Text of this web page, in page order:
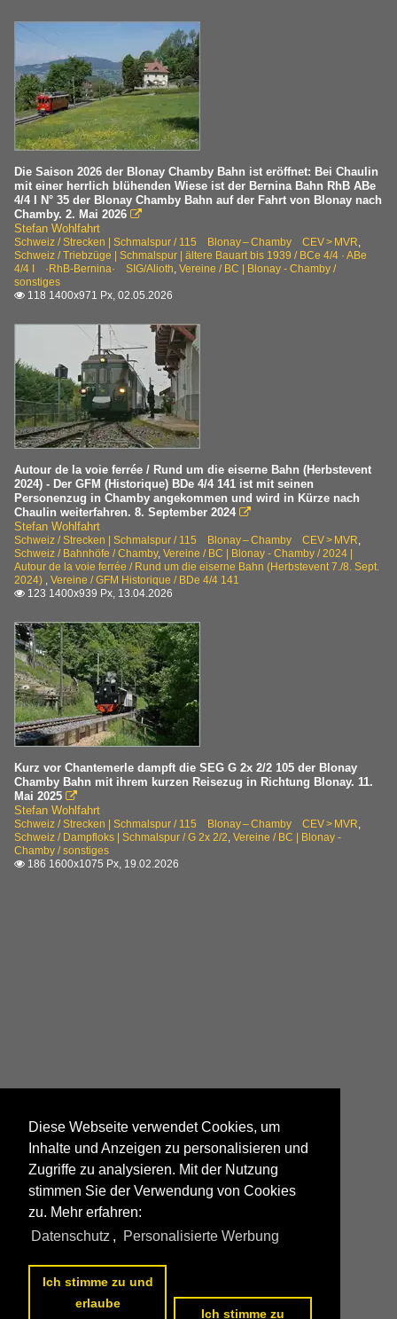
Die Saison 2026 der Blonay Chamby Bahn ist eröffnet: Bei Chaulin
mit einer herrlich blühenden Wiese ist der Bernina Bahn RhB ABe
4/4 I N° 35 der Blonay Chamby Bahn auf der Fahrt von Blonay nach
Chamby. 2. Mai 2026 
Stefan Wohlfahrt
Schweiz / Strecken | Schmalspur / 115 Blonay – Chamby CEV > MVR
Schweiz / Triebzüge | Schmalspur | ältere Bauart bis 1939 / BCe 4/4 · ABe
4/4 I ·RhB-Bernina· SIG/Alioth Vereine / BC | Blonay - Chamby /
sonstiges
 118 1400x971 Px, 02.05.2026
Autour de la voie ferrée / Rund um die eiserne Bahn (Herbstevent
2024) - Der GFM (Historique) BDe 4/4 141 ist mit seinen
Personenzug in Chamby angekommen und wird in Kürze nach
Chaulin weiterfahren. 8. September 2024 
Stefan Wohlfahrt
Schweiz / Strecken | Schmalspur / 115 Blonay – Chamby CEV > MVR
Schweiz / Bahnhöfe / Chamby, Vereine / BC | Blonay - Chamby / 2024 |
Autour de la voie ferrée / Rund um die eiserne Bahn (Herbstevent 7./8. Sept.
2024)
Vereine / GFM Historique / BDe 4/4 141
 123 1400x939 Px, 13.04.2026
Kurz vor Chantemerle dampft die SEG G 2x 2/2 105 der Blonay
Chamby Bahn mit ihrem kurzen Reisezug in Richtung Blonay. 11.
Mai 2025 
Stefan Wohlfahrt
Schweiz / Strecken | Schmalspur / 115 Blonay – Chamby CEV > MVR
Schweiz / Dampfloks | Schmalspur / G 2x 2/2 Vereine / BC | Blonay -
Chamby / sonstiges
 186 1600x1075 Px, 19.02.2026
Diese Webseite verwendet Cookies, um
Inhalte und Anzeigen zu personalisieren und
Zugriffe zu analysieren. Mit der Nutzung
stimmen Sie der Verwendung von Cookies
zu. Mehr erfahren:
Datenschutz , Personalisierte Werbung
Ich stimme zu und
erlaube
Ich stimme zu